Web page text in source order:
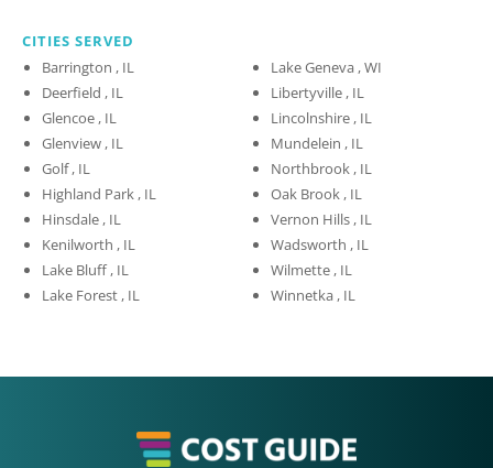
CITIES SERVED
Barrington , IL
Deerfield , IL
Glencoe , IL
Glenview , IL
Golf , IL
Highland Park , IL
Hinsdale , IL
Kenilworth , IL
Lake Bluff , IL
Lake Forest , IL
Lake Geneva , WI
Libertyville , IL
Lincolnshire , IL
Mundelein , IL
Northbrook , IL
Oak Brook , IL
Vernon Hills , IL
Wadsworth , IL
Wilmette , IL
Winnetka , IL